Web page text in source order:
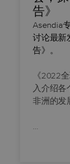
告》
Asendia
讨论最新
告》。
《2022
入介绍各
非洲的发
…